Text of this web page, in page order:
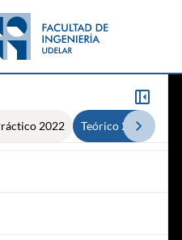
2022 Teórico 2021